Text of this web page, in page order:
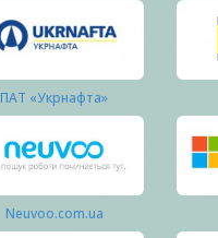
ПАТ «Укрнафта»
Neuvoo.com.ua